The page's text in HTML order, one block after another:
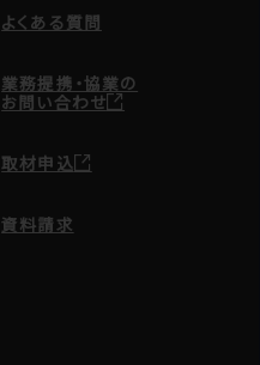
よくある質問
業務提携・協業の
お問い合わせ
取材申込
資料請求